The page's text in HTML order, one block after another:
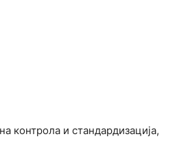
контрола и стандардизација,